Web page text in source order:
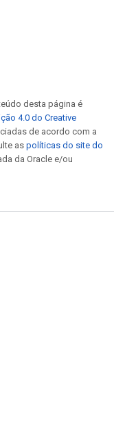
desta página é
4.0 do Creative
de acordo com a
aspolíticas do site do
da Oracle e/ou